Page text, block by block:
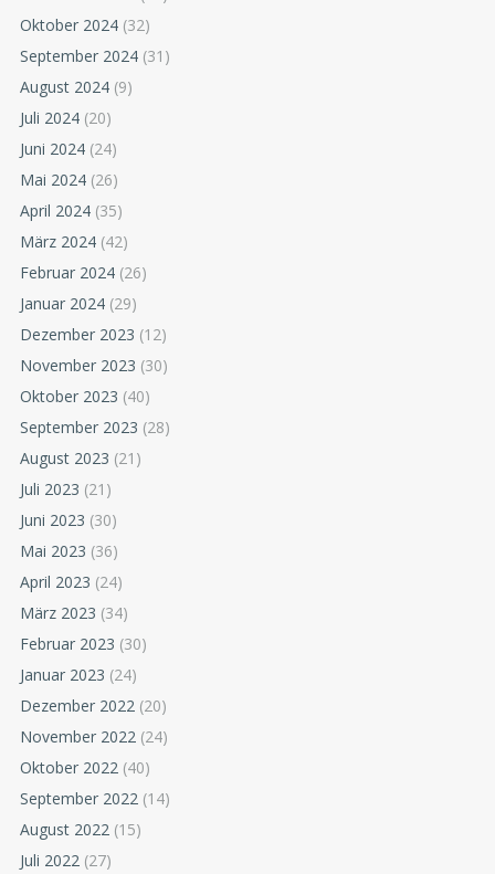
Oktober 2024 (32)
September 2024 (31)
August 2024 (9)
Juli 2024 (20)
Juni 2024 (24)
Mai 2024 (26)
April 2024 (35)
März 2024 (42)
Februar 2024 (26)
Januar 2024 (29)
Dezember 2023 (12)
November 2023 (30)
Oktober 2023 (40)
September 2023 (28)
August 2023 (21)
Juli 2023 (21)
Juni 2023 (30)
Mai 2023 (36)
April 2023 (24)
März 2023 (34)
Februar 2023 (30)
Januar 2023 (24)
Dezember 2022 (20)
November 2022 (24)
Oktober 2022 (40)
September 2022 (14)
August 2022 (15)
Juli 2022 (27)